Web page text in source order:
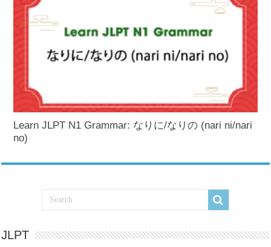
Learn JLPT N1 Grammar: なりに/なりの (nari ni/nari
no)
JLPT